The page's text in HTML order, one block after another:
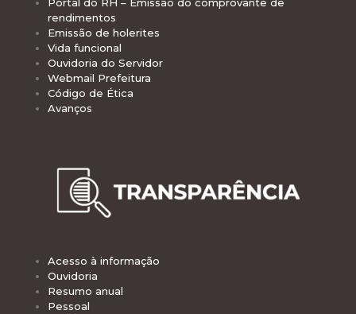
Portal do RH – Emissão do comprovante de
rendimentos
Emissão de holerites
Vida funcional
Ouvidoria do Servidor
Webmail Prefeitura
Código de Ética
Avanços
Acesso à informação
Ouvidoria
Resumo anual
Pessoal